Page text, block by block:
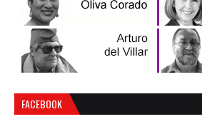
FACEBOOK